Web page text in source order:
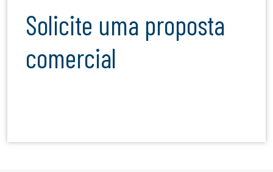
Solicite uma proposta
comercial